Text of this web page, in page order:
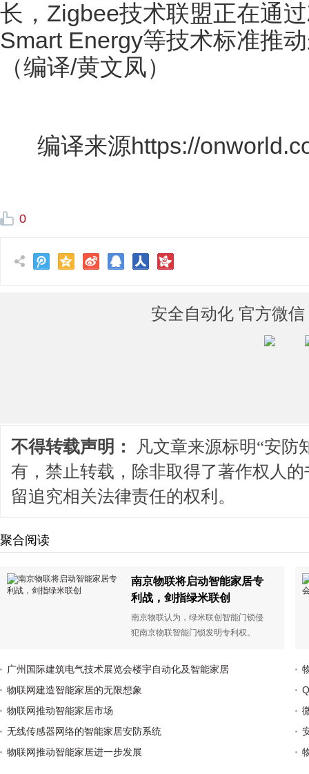
长，Zigbee技术联盟正在通
Smart Energy等技术标准推
（编译/黄文凤）
编译来源https://
0
安全自动化 官方微
不得转载声明：
凡文章来源标明“安防
有，禁止转载，除非取得了著作权人
留追究相关法律责任的权利。
聚合阅读
南京物联将启动智能家居专
利战，剑指绿米联创
南京物联认为，绿米联创智能门锁侵
犯南京物联智能门锁发明专利权。
广州国际建筑电气技术展览会楼宇自动化及智能家居
物联网建造智能家居的无限想象
物联网推动智能家居市场
无线传感器网络的智能家居安防系统
物联网推动智能家居进一步发展